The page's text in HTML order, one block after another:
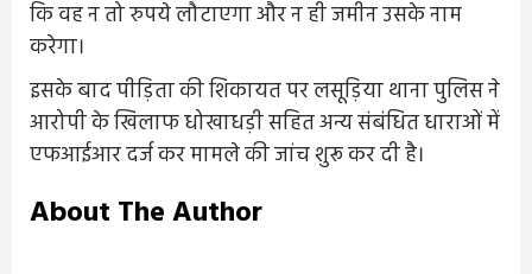
कि वह न तो रुपये लौटाएगा और न ही जमीन उसके नाम
करेगा।
इसके बाद पीड़िता की शिकायत पर लसूड़िया थाना पुलिस ने
आरोपी के खिलाफ धोखाधड़ी सहित अन्य संबंधित धाराओं में
एफआईआर दर्ज कर मामले की जांच शुरू कर दी है।
About The Author